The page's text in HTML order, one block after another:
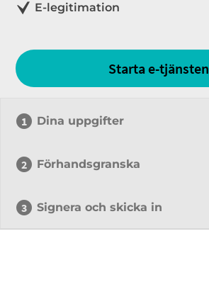
E-legitimation
Starta e-tjänsten
Dina uppgifter
Förhandsgranska
Signera och skicka in